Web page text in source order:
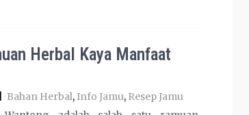
Herbal Kaya Manfaat
Bahan Herbal, Info Jamu, Resep Jamu